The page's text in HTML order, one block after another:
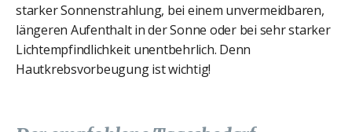
starker Sonnenstrahlung, bei einem unvermeidbaren,
längeren Aufenthalt in der Sonne oder bei sehr starker
Lichtempfindlichkeit unentbehrlich. Denn
Hautkrebsvorbeugung ist wichtig!